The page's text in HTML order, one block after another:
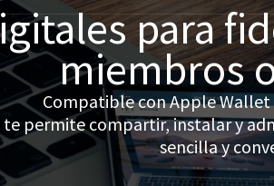
para
miembros
Compatible con Apple Wallet
te permite compartir, instalar y
sencilla y